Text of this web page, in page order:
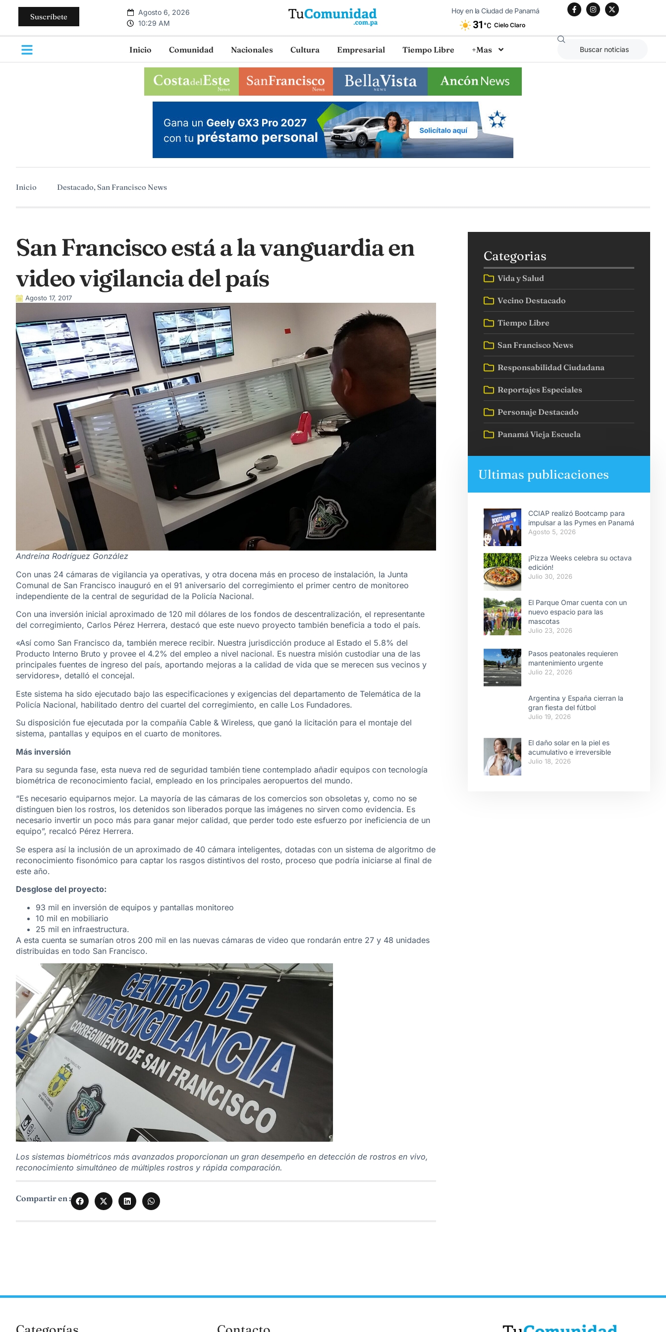
Suscríbete
Agosto 6, 2026
10:29 AM
Hoy en la Ciudad de Panamá
31 °C Cielo Claro
Inicio Comunidad Nacionales Cultura Empresarial Tiempo Libre +Mas
Inicio Destacado, San Francisco News
San Francisco está a la vanguardia en
video vigilancia del país
Agosto 17, 2017
Andreína Rodríguez González
Con unas 24 cámaras de vigilancia ya operativas, y otra docena más en proceso de instalación, la Junta
Comunal de San Francisco inauguró en el 91 aniversario del corregimiento el primer centro de monitoreo
independiente de la central de seguridad de la Policía Nacional.
Con una inversión inicial aproximado de 120 mil dólares de los fondos de descentralización, el representante
del corregimiento, Carlos Pérez Herrera, destacó que este nuevo proyecto también beneficia a todo el país.
«Así como San Francisco da, también merece recibir. Nuestra jurisdicción produce al Estado el 5.8% del
Producto Interno Bruto y provee el 4.2% del empleo a nivel nacional. Es nuestra misión custodiar una de las
principales fuentes de ingreso del país, aportando mejoras a la calidad de vida que se merecen sus vecinos y
servidores», detalló el concejal.
Este sistema ha sido ejecutado bajo las especificaciones y exigencias del departamento de Telemática de la
Policía Nacional, habilitado dentro del cuartel del corregimiento, en calle Los Fundadores.
Su disposición fue ejecutada por la compañía Cable & Wireless, que ganó la licitación para el montaje del
sistema, pantallas y equipos en el cuarto de monitores.
Más inversión
Para su segunda fase, esta nueva red de seguridad también tiene contemplado añadir equipos con tecnología
biométrica de reconocimiento facial, empleado en los principales aeropuertos del mundo.
“Es necesario equiparnos mejor. La mayoría de las cámaras de los comercios son obsoletas y, como no se
distinguen bien los rostros, los detenidos son liberados porque las imágenes no sirven como evidencia. Es
necesario invertir un poco más para ganar mejor calidad, que perder todo este esfuerzo por ineficiencia de un
equipo”, recalcó Pérez Herrera.
Se espera así la inclusión de un aproximado de 40 cámara inteligentes, dotadas con un sistema de algoritmo de
reconocimiento fisonómico para captar los rasgos distintivos del rosto, proceso que podría iniciarse al final de
este año.
Desglose del proyecto:
93 mil en inversión de equipos y pantallas monitoreo
10 mil en mobiliario
25 mil en infraestructura.
A esta cuenta se sumarían otros 200 mil en las nuevas cámaras de video que rondarán entre 27 y 48 unidades
distribuidas en todo San Francisco.
Los sistemas biométricos más avanzados proporcionan un gran desempeño en detección de rostros en vivo,
reconocimiento simultáneo de múltiples rostros y rápida comparación.
Compartir en :
Categorias
Vida y Salud
Vecino Destacado
Tiempo Libre
San Francisco News
Responsabilidad Ciudadana
Reportajes Especiales
Personaje Destacado
Panamá Vieja Escuela
Ultimas publicaciones
CCIAP realizó Bootcamp para
impulsar a las Pymes en Panamá
Agosto 5, 2026
¡Pizza Weeks celebra su octava
edición!
Julio 30, 2026
El Parque Omar cuenta con un
nuevo espacio para las
mascotas
Julio 23, 2026
Pasos peatonales requieren
mantenimiento urgente
Julio 22, 2026
Argentina y España cierran la
gran fiesta del fútbol
Julio 19, 2026
El daño solar en la piel es
acumulativo e irreversible
Julio 18, 2026